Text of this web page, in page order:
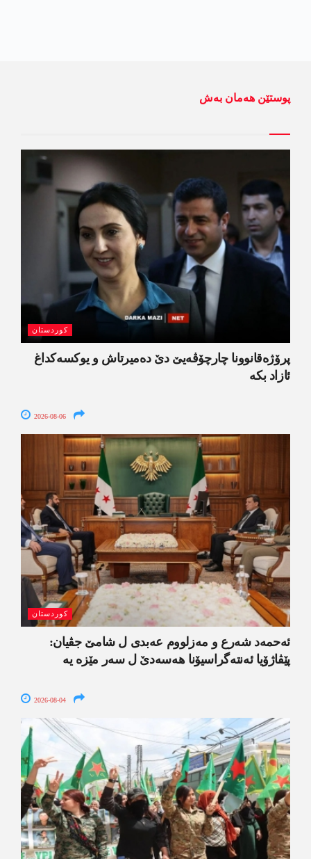
پوستێن ھەمان بەش
کوردستان
پرۆژەقانوونا چارچۆڤەیێ دێ دەمیرتاش و یوکسەکداغ
ئازاد بکە
2026-08-06
کوردستان
ئەحمەد شەرع و مەزلووم عەبدی ل شامێ جڤیان:
پێڤاژۆیا ئەنتەگراسیۆنا ھەسەدێ ل سەر مێزە یە
2026-08-04